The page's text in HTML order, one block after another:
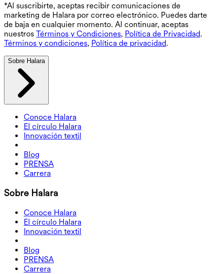
*Al suscribirte, aceptas recibir comunicaciones de
marketing de Halara por correo electrónico. Puedes darte
de baja en cualquier momento. Al continuar, aceptas
nuestros Términos y Condiciones, Política de Privacidad.
Términos y condiciones, Política de privacidad.
Sobre Halara
Conoce Halara
El círculo Halara
Innovación textil
Blog
PRENSA
Carrera
Sobre Halara
Conoce Halara
El círculo Halara
Innovación textil
Blog
PRENSA
Carrera